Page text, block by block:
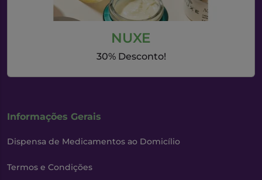
NUXE
30% Desconto!
Informações Gerais
Dispensa de Medicamentos ao Domicílio
Termos e Condições